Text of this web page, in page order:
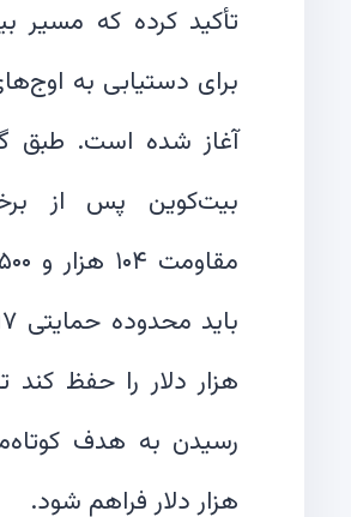
تأکید کرده که مسیر
برای دستیابی به
آغاز شده است. طبق
بیت‌کوین پس از
هزار دلار را حفظ کند